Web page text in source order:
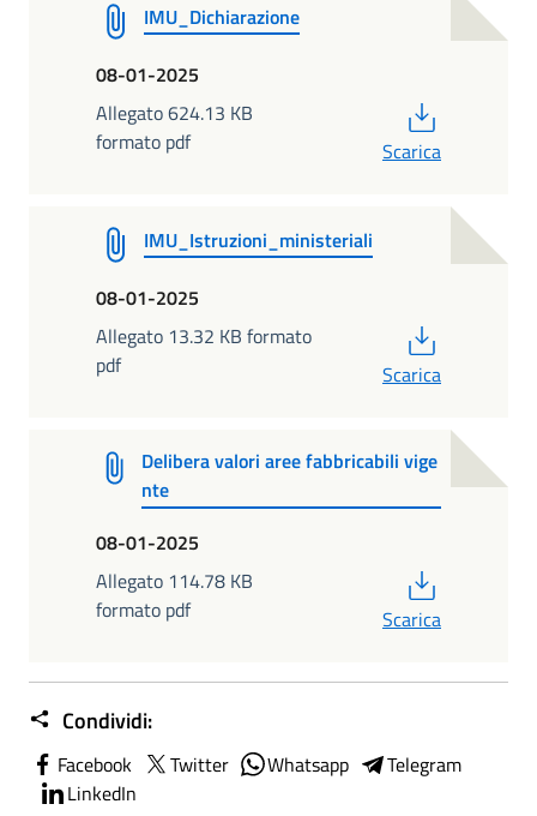
IMU_Dichiarazione
08-01-2025
Allegato 624.13 KB
formato pdf
Scarica
IMU_Istruzioni_ministeriali
08-01-2025
Allegato 13.32 KB formato
pdf
Scarica
Delibera valori aree fabbricabili vige
nte
08-01-2025
Allegato 114.78 KB
formato pdf
Scarica
Condividi:
Facebook Twitter Whatsapp
Telegram
LinkedIn